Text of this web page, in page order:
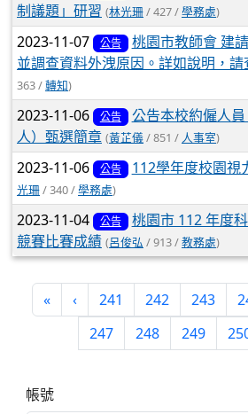
制議題」研習 (林光珊/ 427 /學務處)
2023-11-07 公告
桃園市教師會 建
並調查資料外洩原因。詳如說明，請
363 /轉知)
2023-11-06 公告
公告本校約僱人
人）甄選簡章 (黃芷儀/ 851 / 人事室)
2023-11-06 公告 112學年度校園視
光珊/ 340 /學務處)
2023-11-04 公告
桃園市 112 年度
競賽比賽成績 (呂俊弘 / 913 /教務處)
«第一頁
‹上一頁
241 242 243
247
248 249
帳號